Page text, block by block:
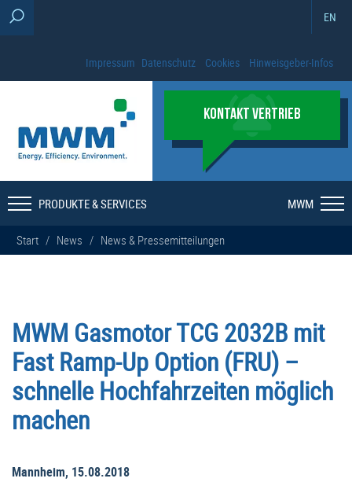
EN
Impressum Datenschutz Cookies Hinweisgeber-Infos
KONTAKT VERTRIEB
PRODUKTE & SERVICES MWM
Start / News / News & Pressemitteilungen
MWM Gasmotor TCG 2032B mit
Fast Ramp-Up Option (FRU) –
schnelle Hochfahrzeiten möglich
machen
Mannheim, 15.08.2018